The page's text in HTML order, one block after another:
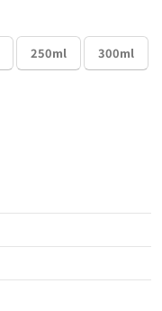
250ml 300ml